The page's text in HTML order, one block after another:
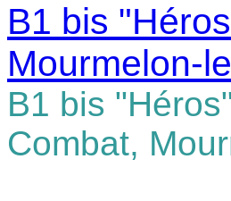
B1 bis
Mourmelon-
B1 bis
Combat,